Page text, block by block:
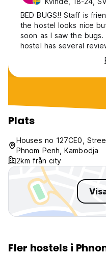
BED BUGS!! Staff is
the hostel looks nice
soon as I saw the bugs.
hostel has several
bedbugs they don’t
Plats
Houses no 127CE0,
Phnom Penh, Kambodja
2km från city
Fler hostels i